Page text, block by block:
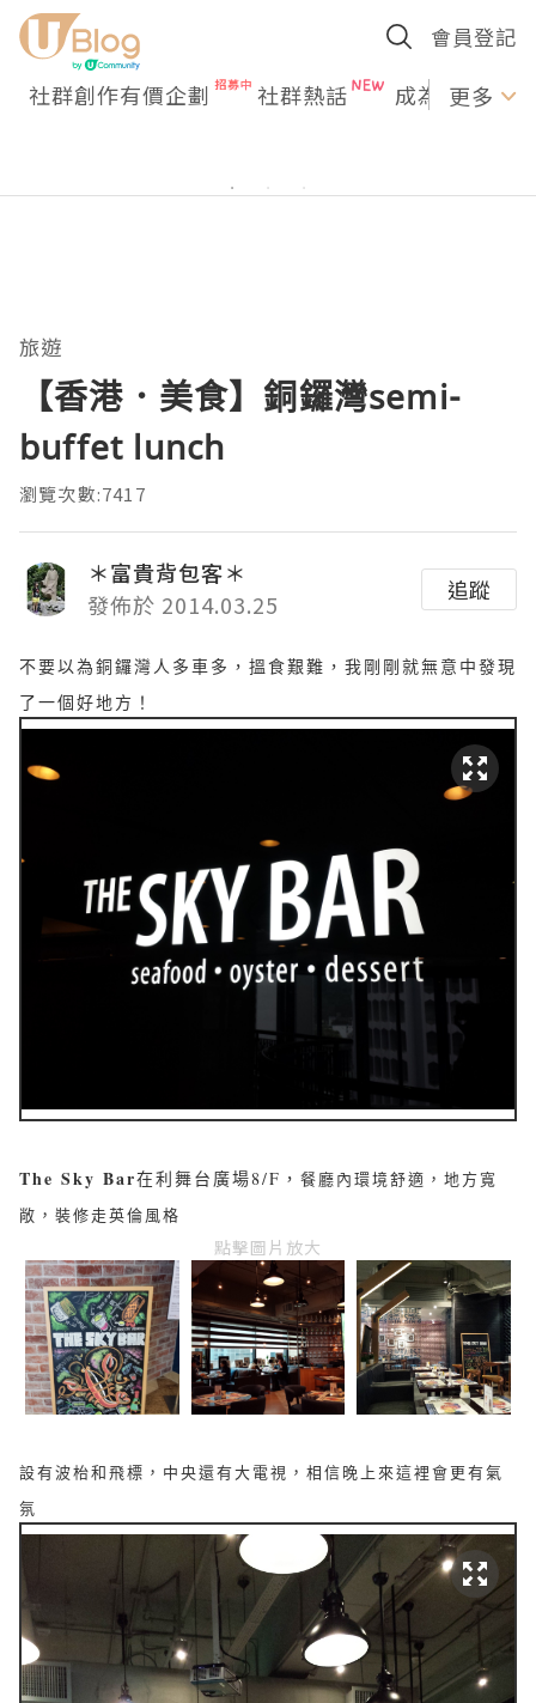
會員登記
社群創作有價企劃 社群熱話 成為U更多
旅遊
【香港．美食】銅鑼灣semi-
buffet lunch
瀏覽次數:7417
＊富貴背包客＊
發佈於 2014.03.25
追蹤
不要以為銅鑼灣人多車多，搵食艱難，我剛剛就無意中發現
了一個好地方！
The Sky Bar在利舞台廣場8/F， 餐廳內環境舒適，地方寬
敞，裝修走英倫風格
點擊圖片放大
設有波枱和飛標，中央還有大電視，相信晚上來這裡會更有氣
氛